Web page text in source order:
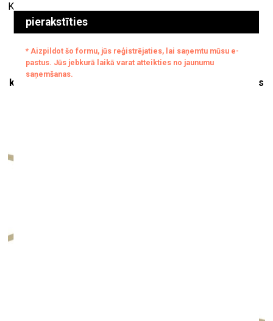
Kungu iela 3, Rīga
Saruna ar kolekcionāru Māri Vītolu:
kā nokļūt uz laikmetīgās mākslas starptautiskās kartes